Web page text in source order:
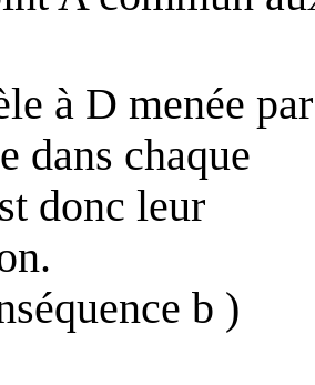
à D menée
dans chaque
donc leur
b )